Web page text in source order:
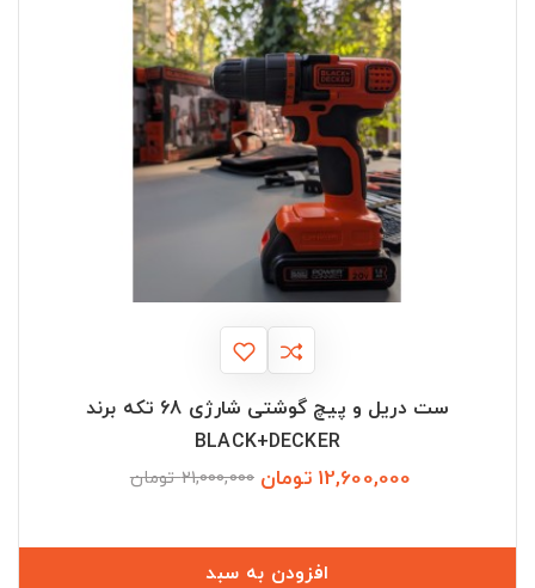
ست دریل و پیچ گوشتی شارژی 68 تکه برند
BLACK+DECKER
12,600,000 تومان 21,000,000 تومان
افزودن به سبد